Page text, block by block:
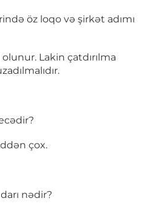
öz loqo və şirkət adımı
Lakin çatdırılma
çox.
nədir?